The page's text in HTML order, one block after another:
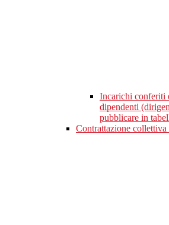
Incarichi conferiti
dipendenti
pubblicare in
Contrattazione collettiva